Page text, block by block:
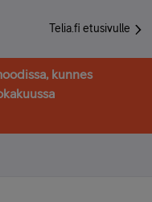
Telia.fi etusivulle
kunnes